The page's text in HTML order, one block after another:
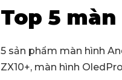
Top 5
5 sản phẩm màn hình
ZX10+, màn hình